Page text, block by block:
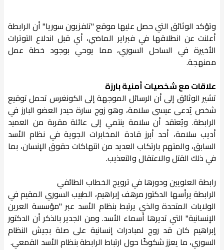
وتؤكد الوثائق التي حصل عليها موقع "تلفزيون سوريا" أن الرابطة
أعلنت عن انطلاقها في فبراير الماضي، أي قبل اندلاع التوترات
الأخيرة في الساحل السوري، مما يوحي بوجود خطة عمل
ممنهجة.
علاقات مع شخصيات أمنية بارزة
تشير الوثائق إلى أن الرسائل الموجهة إلى الكونغرس تحمل توقيع
شخص يُدعى عيسى سلامة، وهو زوج سارة حيدر العضو البارز في
الرابطة. ويُعتقد أن سلامة ينتمي إلى عائلة مقربة من العميد
أديب سلامة، أحد أبرز قادة المخابرات الجوية في نظام الأسد
السابق، والمتهم بارتكاب العديد من انتهاكات حقوق الإنسان، بما
في ذلك القتل والاعتقال والتعذيب.
رابطة العلويين ودورها في ترويج الخطاب الطائفي
الرابطة يرأسها الدكتور مرهف إبراهيم، الطبيب السوري المقيم في
الولايات المتحدة والذي يرتبط بنظام الأسد عبر "مؤسسة العرين
الإنسانية" التي تديرها أسماء الأسد. ومن الجدير بالذكر أن الدكتور
إبراهيم كان قد روج لمبادرات إنسانية على صلة بجيش النظام
السوري، ما يعزز شكوكًا حول ارتباط الرابطة بنظام الأسد القمعي.